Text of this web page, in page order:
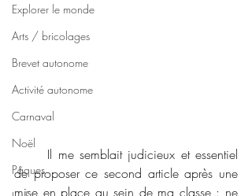
Explorer le monde
Arts / bricolages
Brevet autonome
Activité autonome
Carnaval
Noël
Pâques
de proposer ce second article après une
mise en place au sein de ma classe : ne